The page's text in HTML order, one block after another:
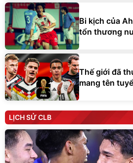
Bi kịch của
tổn thương
Thế giới đã
mang tên
LỊCH SỬ CLB